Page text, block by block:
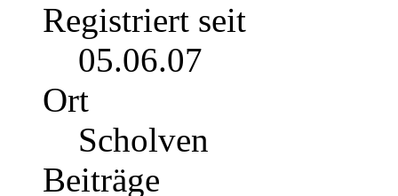
Registriert seit
05.06.07
Ort
Scholven
Beiträge